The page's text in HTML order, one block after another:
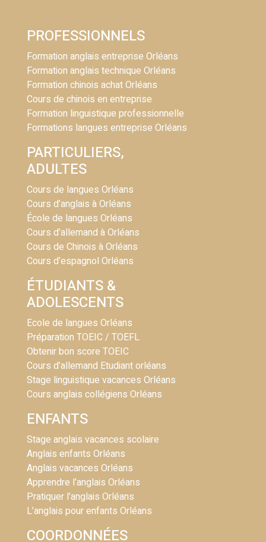
PROFESSIONNELS
Formation anglais entreprise Orléans
Formation anglais technique Orléans
Formation chinois achat Orléans
Cours de chinois en entreprise
Formation linguistique professionnelle
Formations langues entreprise Orléans
PARTICULIERS,
ADULTES
Cours de langues Orléans
Cours d’anglais à Orléans
École de langues Orléans
Cours d’allemand à Orléans
Cours de Chinois à Orléans
Cours d’espagnol Orléans
ÉTUDIANTS &
ADOLESCENTS
Ecole de langues Orléans
Préparation TOEIC / TOEFL
Obtenir bon score TOEIC
Cours d’allemand Etudiant orléans
Stage linguistique vacances Orléans
Cours anglais collégiens Orléans
ENFANTS
Stage anglais vacances scolaire
Anglais enfants Orléans
Anglais vacances Orléans
Apprendre l’anglais Orléans
Pratiquer l’anglais Orléans
L’anglais pour enfants Orléans
COORDONNÉES